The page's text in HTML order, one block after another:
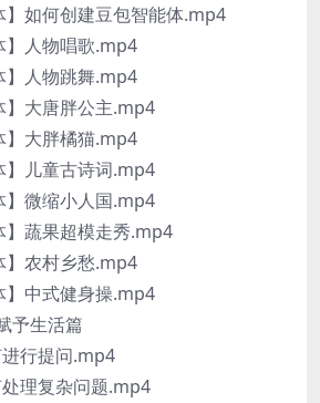
】如何创建豆包智能体.mp4
】人物唱歌.mp4
】人物跳舞.mp4
】大唐胖公主.mp4
】大胖橘猫.mp4
】儿童古诗词.mp4
】微缩小人国.mp4
】蔬果超模走秀.mp4
】农村乡愁.mp4
】中式健身操.mp4
予生活篇
行提问.mp4
理复杂问题.mp4